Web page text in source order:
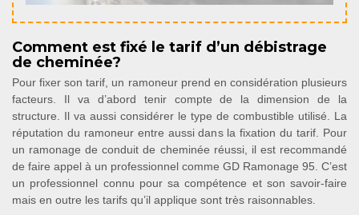
Comment est fixé le tarif d’un débistrage
de cheminée?
Pour fixer son tarif, un ramoneur prend en considération plusieurs
facteurs. Il va d’abord tenir compte de la dimension de la
structure. Il va aussi considérer le type de combustible utilisé. La
réputation du ramoneur entre aussi dans la fixation du tarif. Pour
un ramonage de conduit de cheminée réussi, il est recommandé
de faire appel à un professionnel comme GD Ramonage 95. C’est
un professionnel connu pour sa compétence et son savoir-faire
mais en outre les tarifs qu’il applique sont très raisonnables.